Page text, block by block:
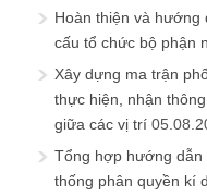
Hoàn thiện và hướng
cấu tổ chức bộ phận
Xây dựng ma trận
thực hiện, nhận
giữa các vị trí
Tổng hợp hướng dẫn
thống phân quyền kí